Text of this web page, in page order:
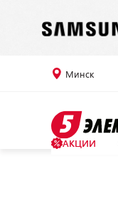
Минск
АКЦИИ